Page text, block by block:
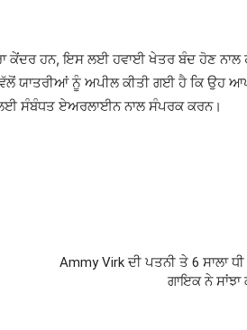
ਕੇਂਦਰ ਹਨ, ਇਸ ਲਈ ਹਵਾਈ ਖੇਤਰ ਬੰਦ ਹੋਣ ਨਾਲ
ਯਾਤਰੀਆਂ ਨੂੰ ਅਪੀਲ ਕੀਤੀ ਗਈ ਹੈ ਕਿ ਉਹ
ਸੰਬੰਧਤ ਏਅਰਲਾਈਨ ਨਾਲ ਸੰਪਰਕ ਕਰਨ।
Ammy Virk ਦੀ ਪਤਨੀ ਤੇ 6 ਸਾਲਾ
ਗਾਇਕ ਨੇ ਸਾਂਝਾ